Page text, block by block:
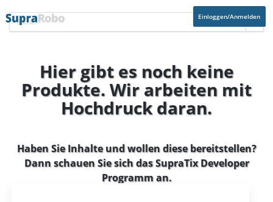
Einloggen/Anmelden
Hier gibt es noch keine
Produkte. Wir arbeiten mit
Hochdruck daran.
Haben Sie Inhalte und wollen diese bereitstellen?
Dann schauen Sie sich dasSupraTix Developer
Programman.